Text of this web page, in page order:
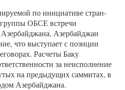
по инициативе стран-
ОБСЕ встречи
Азербайджан
что выступает с позиции
Расчеты Баку
за неисполнение
на предыдущих саммитах, в
Азербайджана.